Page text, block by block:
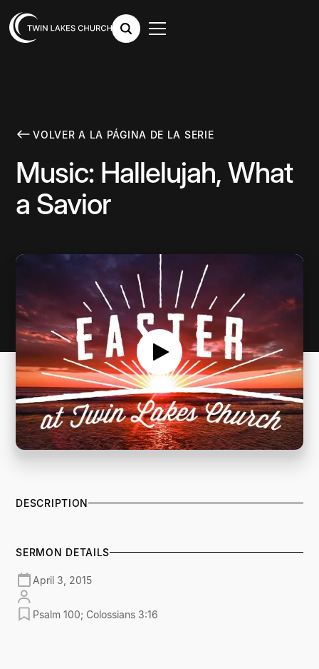
VOLVER A LA PÁGINA DE LA SERIE
Music: Hallelujah, What
a Savior
DESCRIPTION
SERMON DETAILS
April 3, 2015
Psalm 100; Colossians 3:16